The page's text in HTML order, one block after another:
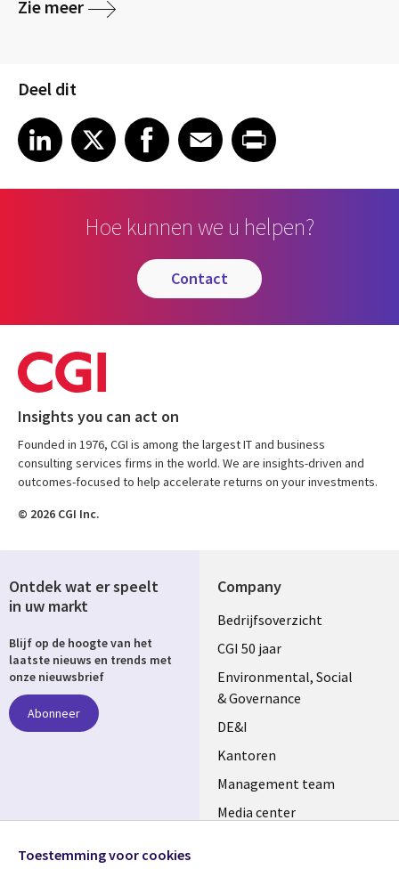
Zie meermedia
Deel dit
Share article on LinkedIn
LinkedIn
Share article on XShare article on Facebook
Facebook
Share article on Email
EmailShare article on Print
Hoe kunnen we u helpen?
contact
Insights you can act on
Founded in 1976, CGI is among the largest IT and business
consulting services firms in the world. We are insights-driven and
outcomes-focused to help accelerate returns on your investments.
© 2026 CGI Inc.
Company
Useful
links
NETHERLANDS
Bedrijfsoverzicht
CGI 50 jaar
Environmental, Social
& Governance
DE&I
Kantoren
Management team
Media center
Ontdek wat er speelt
in uw markt
Blijf op de hoogte van het
laatste nieuws en trends met
onze nieuwsbrief
Abonneer
Toestemming voor cookies